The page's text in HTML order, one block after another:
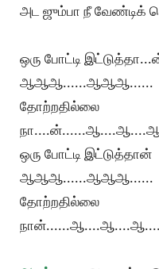
அட ஜும்பா நீ
ஒரு போட்டி
ஆஆஆ......ஆஆஆ......
தோற்றதில்லை
ஒரு போட்டி இட்டுத்தான்
ஆஆஆ......ஆஆஆ......
தோற்றதில்லை